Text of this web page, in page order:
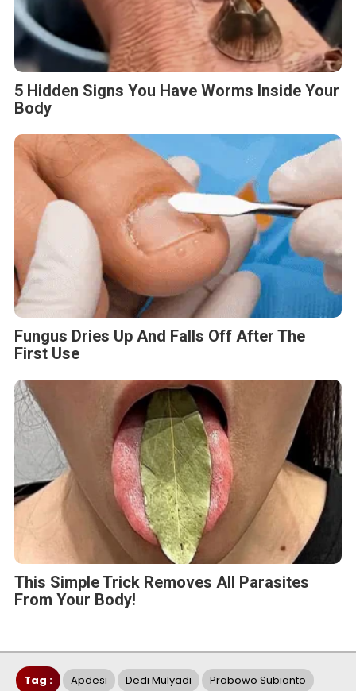
5 Hidden Signs You Have Worms Inside Your
Body
Fungus Dries Up And Falls Off After The
First Use
This Simple Trick Removes All Parasites
From Your Body!
Tag : Apdesi Dedi Mulyadi Prabowo Subianto